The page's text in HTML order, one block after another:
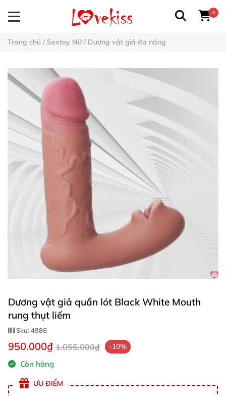
0
Trang chủ / Sextoy Nữ/ Dương vật giả đa năng
Dương vật giả quần lót Black White Mouth
rung thụt liếm
Sku:4986
950.000₫ 1.055.000₫ -10%
Còn hàng
ƯU ĐIỂM